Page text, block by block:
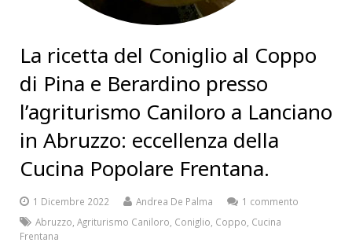
La ricetta del Coniglio al Coppo
di Pina e Berardino presso
l’agriturismo Caniloro a Lanciano
in Abruzzo: eccellenza della
Cucina Popolare Frentana.
1 Dicembre 2022 Andrea De Palma
1 commento
Abruzzo Agriturismo Caniloro Coniglio Coppo Cucina
Frentana